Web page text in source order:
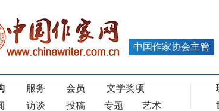
中国作家协会主管
服务 会员
文学奖项
访谈 投稿 专题 艺术